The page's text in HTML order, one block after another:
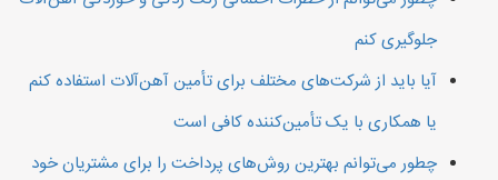
جلوگیری کنم
آیا باید از شرکت‌های مختلف برای تأمین آهن‌آلات استفاده کنم
یا همکاری با یک تأمین‌کننده کافی است
چطور می‌توانم بهترین روش‌های پرداخت را برای مشتریان خود